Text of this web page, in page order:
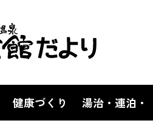
健康づくり 湯治・連泊・